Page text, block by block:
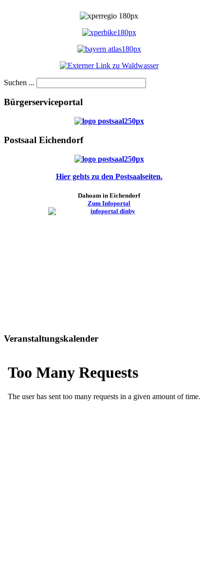
Suchen ...
Bürgerserviceportal
Postsaal Eichendorf
Hier gehts zu den Postsaalseiten.
Dahoam in Eichendorf
Zum Infoportal
Veranstaltungskalender